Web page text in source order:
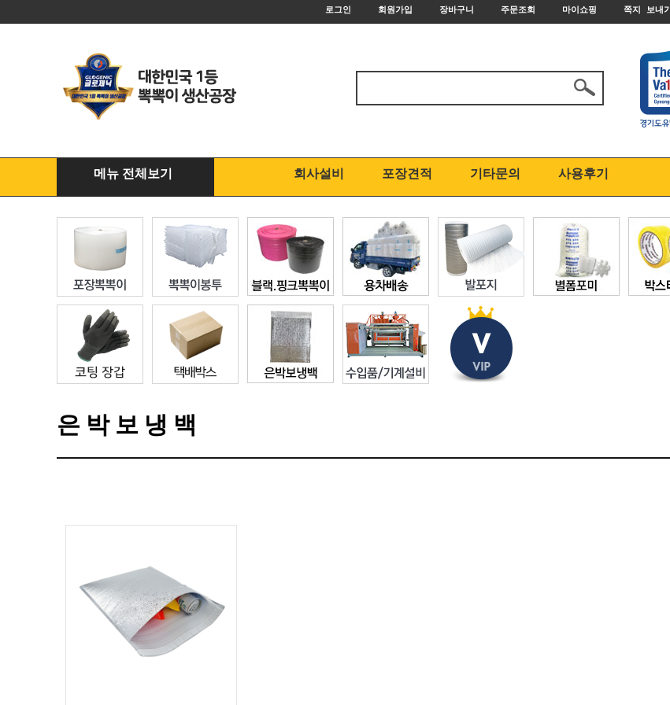
로그인 회원가입 장바구니 주문조회 마이쇼핑 쪽지 보내기
메뉴 전체보기 회사설비 포장견적 기타문의 사용후기
은박보냉백